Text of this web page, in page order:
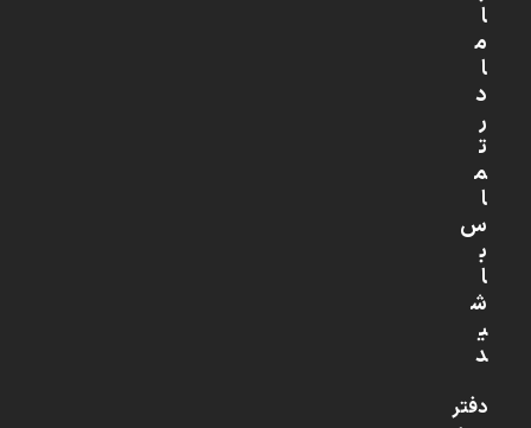
ا
م
ا
د
ر
ت
م
ا
س
ب
ا
ش
ی
د
دفتر